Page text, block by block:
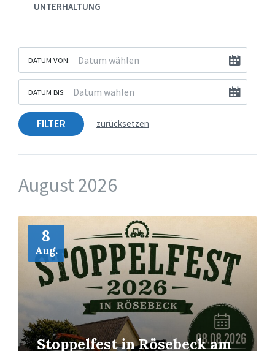
UNTERHALTUNG
DATUM VON:
DATUM BIS:
FILTER zurücksetzen
August 2026
8
Aug.
Stoppelfest in Rösebeck am
Mehr